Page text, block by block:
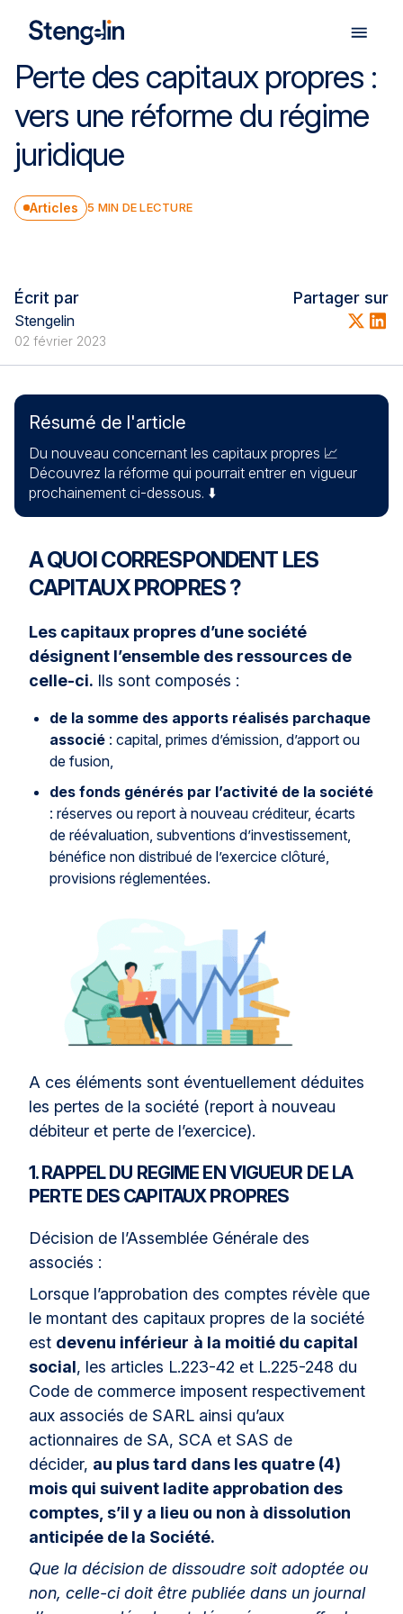
Nos expertises
Nos solutions
Facture électronique
Nos publications
Nous rejoindre
Perte des capitaux propres :
vers une réforme du régime
juridique
Articles 5 MIN DE LECTURE
Écrit par
Stengelin
02 février 2023
Partager sur
Résumé de l'article
Du nouveau concernant les capitaux propres 📈
Découvrez la réforme qui pourrait entrer en vigueur
prochainement ci-dessous. ⬇️
A QUOI CORRESPONDENT LES
CAPITAUX PROPRES ?
Les capitaux propres d’une société
désignent l’ensemble des ressources de
celle-ci. Ils sont composés :
de la somme des apports réalisés parchaque
associé : capital, primes d’émission, d’apport ou
de fusion,
des fonds générés par l’activité de la société
: réserves ou report à nouveau créditeur, écarts
de réévaluation, subventions d’investissement,
bénéfice non distribué de l’exercice clôturé,
provisions réglementées.
A ces éléments sont éventuellement déduites
les pertes de la société (report à nouveau
débiteur et perte de l’exercice).
1. RAPPEL DU REGIME EN VIGUEUR DE LA
PERTE DES CAPITAUX PROPRES
Décision de l’Assemblée Générale des
associés :
Lorsque l’approbation des comptes révèle que
le montant des capitaux propres de la société
est devenu inférieur à la moitié du capital
social, les articles L.223-42 et L.225-248 du
Code de commerce imposent respectivement
aux associés de SARL ainsi qu’aux
actionnaires de SA, SCA et SAS de
décider, au plus tard dans les quatre (4)
mois qui suivent ladite approbation des
comptes, s’il y a lieu ou non à dissolution
anticipée de la Société.
Que la décision de dissoudre soit adoptée ou
non, celle-ci doit être publiée dans un journal